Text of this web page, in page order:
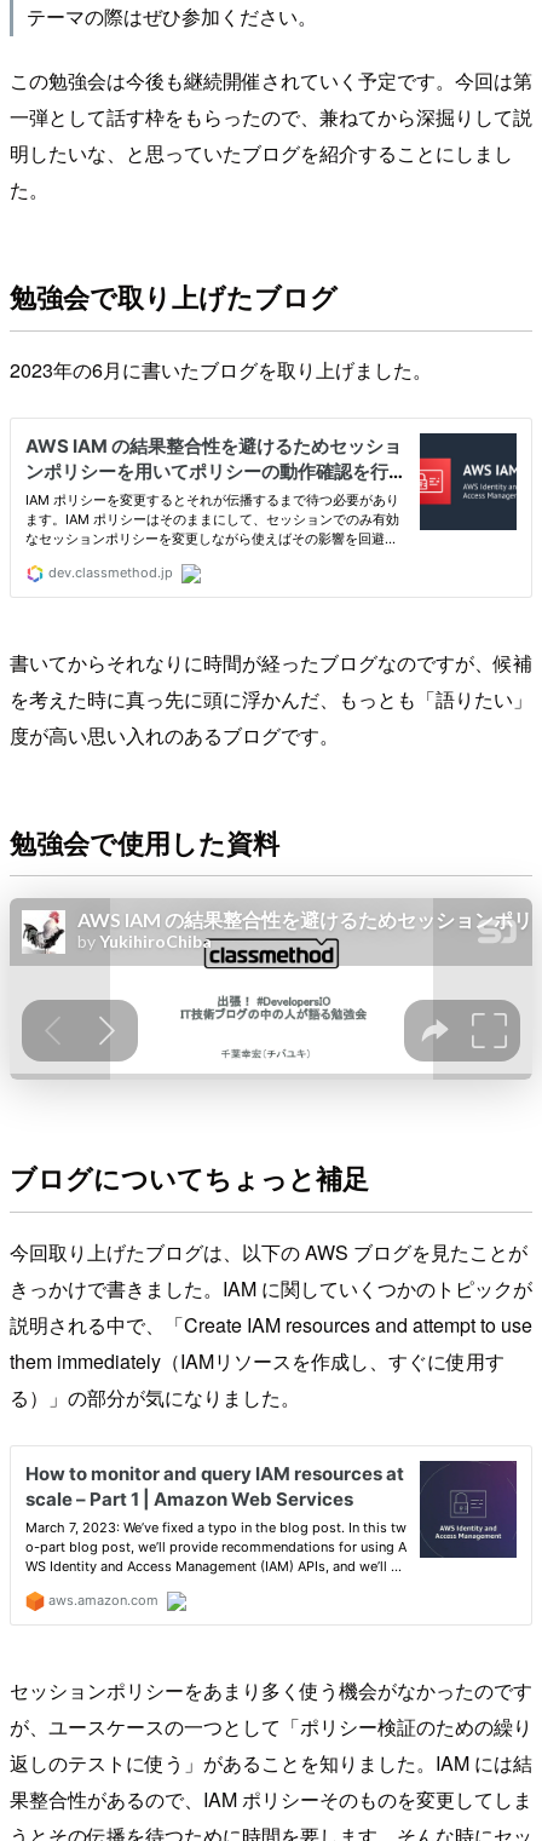
テーマの際はぜひ参加ください。
この勉強会は今後も継続開催されていく予定です。今回は第
一弾として話す枠をもらったので、兼ねてから深掘りして説
明したいな、と思っていたブログを紹介することにしまし
た。
勉強会で取り上げたブログ
2023年の6月に書いたブログを取り上げました。
書いてからそれなりに時間が経ったブログなのですが、候補
を考えた時に真っ先に頭に浮かんだ、もっとも「語りたい」
度が高い思い入れのあるブログです。
勉強会で使用した資料
ブログについてちょっと補足
今回取り上げたブログは、以下の AWS ブログを見たことが
きっかけで書きました。IAM に関していくつかのトピックが
説明される中で、「Create IAM resources and attempt to use
them immediately（IAMリソースを作成し、すぐに使用す
る）」の部分が気になりました。
セッションポリシーをあまり多く使う機会がなかったのです
が、ユースケースの一つとして「ポリシー検証のための繰り
返しのテストに使う」があることを知りました。IAM には結
果整合性があるので、IAM ポリシーそのものを変更してしま
うとその伝播を待つために時間を要します。そんな時にセッ